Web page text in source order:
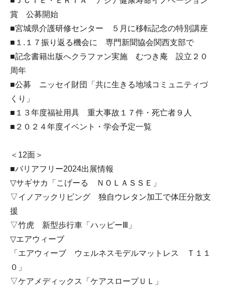
賞 公募開始
■宮城県介護研修センター ５月に移転記念の特別講座
■１.１７振り返る機会に 専門新聞協会関西支部で
■記念書籍出版へクラファン実施 むつき庵 設立２０
周年
■公募 ニッセイ財団「共に生きる地域コミュニティづ
くり」
■１３年度福祉用具 重大事故１７件・死亡者９人
■２０２４年度イベント・学会予定一覧
＜12面＞
■バリアフリー2024出展情報
▽サギサカ「こげーる ＮＯＬＡＳＳＥ」
▽イノアックリビング 独自ウレタン加工で体圧分散支
援
▽竹虎 新型歩行車「ハッピーⅢ」
▽エアウィーブ
「エアウィーブ ウェルネスモデルマットレス Ｔ１１
０」
▽ケアメディックス「ケアスロープＵＬ」